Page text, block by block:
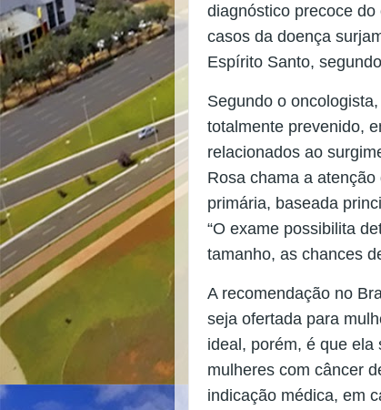
diagnóstico precoce
casos da doença
Espírito Santo,
Segundo o
totalmente prevenido,
relacionados ao
Rosa chama a
primária, baseada
“O exame possibilita
tamanho, as chances
A recomendação no
seja ofertada para
ideal, porém, é que ela
mulheres com câncer
indicação médica, em